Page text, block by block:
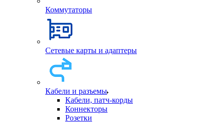
Коммутаторы
Сетевые карты и адаптеры
Кабели и разъемы
Кабели, патч-корды
Коннекторы
Розетки